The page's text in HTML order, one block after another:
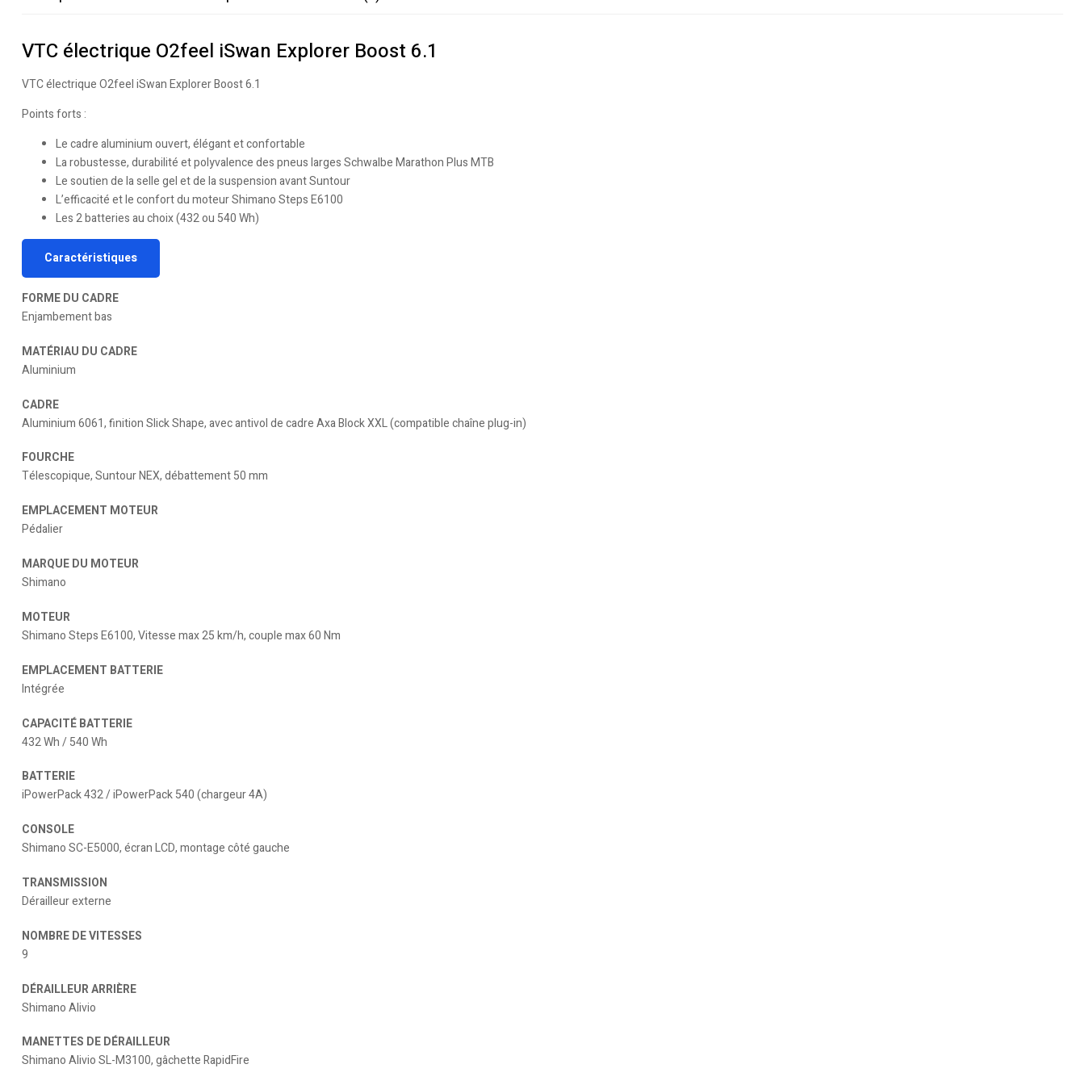
VTC électrique O2feel iSwan Explorer Boost 6.1
VTC électrique O2feel iSwan Explorer Boost 6.1
Points forts :
Le cadre aluminium ouvert, élégant et confortable
La robustesse, durabilité et polyvalence des pneus larges Schwalbe Marathon Plus MTB
Le soutien de la selle gel et de la suspension avant Suntour
L’efficacité et le confort du moteur Shimano Steps E6100
Les 2 batteries au choix (432 ou 540 Wh)
Caractéristiques
FORME DU CADRE
Enjambement bas
MATÉRIAU DU CADRE
Aluminium
CADRE
Aluminium 6061, finition Slick Shape, avec antivol de cadre Axa Block XXL (compatible chaîne plug-in)
FOURCHE
Télescopique, Suntour NEX, débattement 50 mm
EMPLACEMENT MOTEUR
Pédalier
MARQUE DU MOTEUR
Shimano
MOTEUR
Shimano Steps E6100, Vitesse max 25 km/h, couple max 60 Nm
EMPLACEMENT BATTERIE
Intégrée
CAPACITÉ BATTERIE
432 Wh / 540 Wh
BATTERIE
iPowerPack 432 / iPowerPack 540 (chargeur 4A)
CONSOLE
Shimano SC-E5000, écran LCD, montage côté gauche
TRANSMISSION
Dérailleur externe
NOMBRE DE VITESSES
9
DÉRAILLEUR ARRIÈRE
Shimano Alivio
MANETTES DE DÉRAILLEUR
Shimano Alivio SL-M3100, gâchette RapidFire